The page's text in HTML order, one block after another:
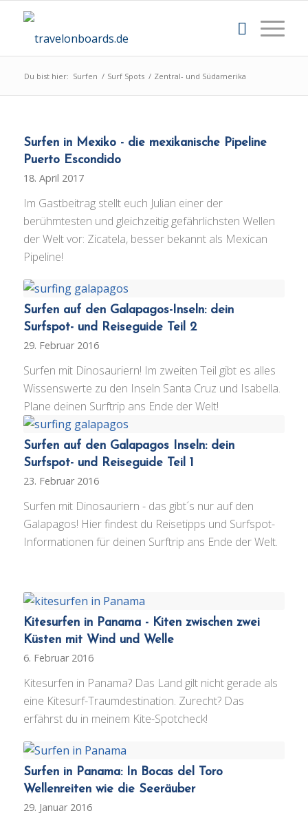
Du bist hier: Surfen / Surf Spots / Zentral- und Südamerika
Surfen in Mexiko - die mexikanische Pipeline
Puerto Escondido
18. April 2017
Im Gastbeitrag stellt euch Julian einer der
berühmtesten und gleichzeitig gefährlichsten Wellen
der Welt vor: Zicatela, besser bekannt als Mexican
Pipeline!
Surfen auf den Galapagos-Inseln: dein
Surfspot- und Reiseguide Teil 2
29. Februar 2016
Surfen mit Dinosauriern! Im zweiten Teil gibt es alles
Wissenswerte zu den Inseln Santa Cruz und Isabella.
Plane deinen Surftrip ans Ende der Welt!
Surfen auf den Galapagos Inseln: dein
Surfspot- und Reiseguide Teil 1
23. Februar 2016
Surfen mit Dinosauriern - das gibt´s nur auf den
Galapagos! Hier findest du Reisetipps und Surfspot-
Informationen für deinen Surftrip ans Ende der Welt.
Kitesurfen in Panama - Kiten zwischen zwei
Küsten mit Wind und Welle
6. Februar 2016
Kitesurfen in Panama? Das Land gilt nicht gerade als
eine Kitesurf-Traumdestination. Zurecht? Das
erfährst du in meinem Kite-Spotcheck!
Surfen in Panama: In Bocas del Toro
Wellenreiten wie die Seeräuber
29. Januar 2016